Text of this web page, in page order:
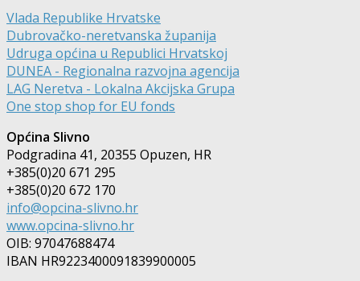
Vlada Republike Hrvatske
Dubrovačko-neretvanska županija
Udruga općina u Republici Hrvatskoj
DUNEA - Regionalna razvojna agencija
LAG Neretva - Lokalna Akcijska Grupa
One stop shop for EU fonds
Općina Slivno
Podgradina 41, 20355 Opuzen, HR
+385(0)20 671 295
+385(0)20 672 170
info@opcina-slivno.hr
www.opcina-slivno.hr
OIB: 97047688474
IBAN HR9223400091839900005